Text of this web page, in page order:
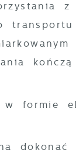
w formie